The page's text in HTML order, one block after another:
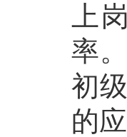
上
率
初
的